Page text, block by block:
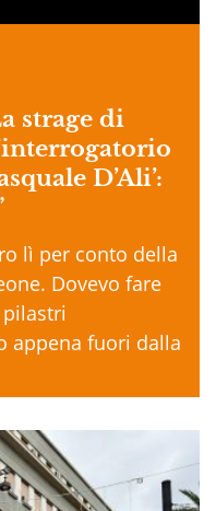
strage di
D’Ali’:
lì per conto della
Dovevo fare
appena fuori dalla